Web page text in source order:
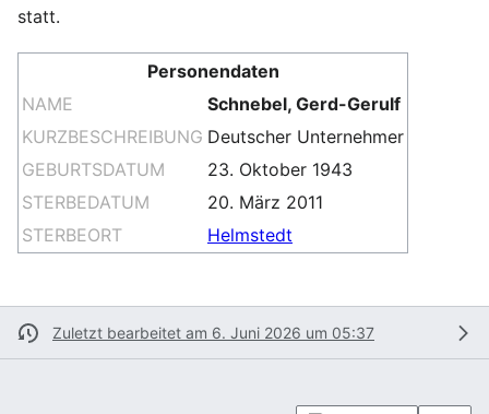
statt.
Personendaten
NAME
Schnebel, Gerd-Gerulf
KURZBESCHREIBUNG Deutscher Unternehmer
GEBURTSDATUM
23. Oktober 1943
STERBEDATUM
20. März 2011
STERBEORT
Helmstedt
Zuletzt bearbeitet am 6. Juni 2026 um 05:37